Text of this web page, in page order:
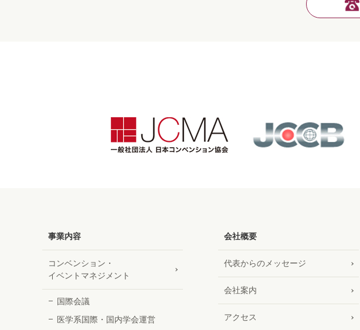
事業内容
コンベンション・
イベントマネジメント
国際会議
医学系国際・国内学会運営
会社概要
代表からのメッセージ
会社案内
アクセス